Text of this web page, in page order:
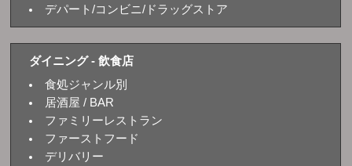
デパート/コンビニ/ドラッグストア
ダイニング - 飲食店
食処ジャンル別
居酒屋 / BAR
ファミリーレストラン
ファーストフード
デリバリー